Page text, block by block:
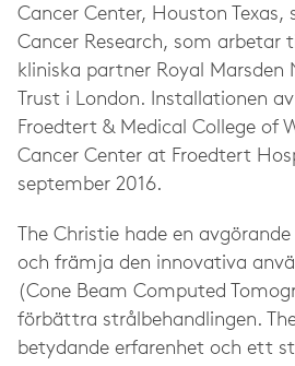
Cancer Center, Houston
Cancer Research, som arbetar
kliniska partner Royal Marsden
Trust i London. Installationen
Froedtert & Medical College of
Cancer Center at Froedtert
september 2016.
The Christie hade en
och främja den innovativa
(Cone Beam Computed
förbättra strålbehandlingen.
betydande erfarenhet och ett